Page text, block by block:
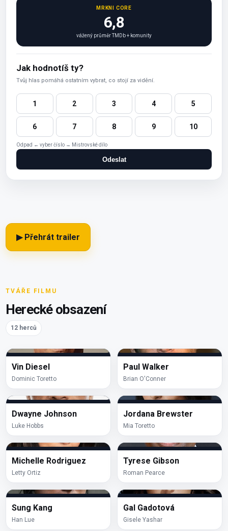
MRKNI CORE
6,8
vážený průměr TMDb + komunity
Jak hodnotíš ty?
Tvůj hlas pomáhá ostatním vybrat, co stojí za vidění.
1 2 3 4 5
6 7 8 9 10
Odpad ← vyber číslo → Mistrovské dílo
Odeslat
▶ Přehrát trailer
TVÁŘE FILMU
Herecké obsazení
12 herců
Vin Diesel
Dominic Toretto
Paul Walker
Brian O'Conner
Dwayne Johnson
Luke Hobbs
Jordana Brewster
Mia Toretto
Michelle Rodriguez
Letty Ortiz
Tyrese Gibson
Roman Pearce
Sung Kang
Han Lue
Gal Gadotová
Gisele Yashar